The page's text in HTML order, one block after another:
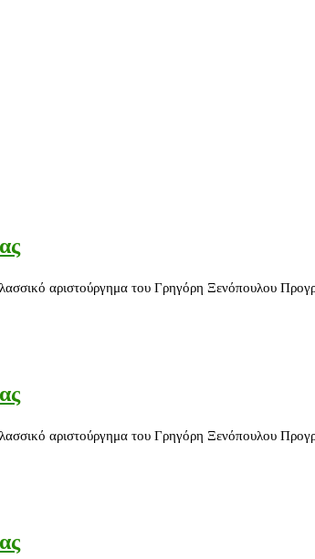
του Γρηγόρη Ξενόπουλου
του Γρηγόρη Ξενόπουλου